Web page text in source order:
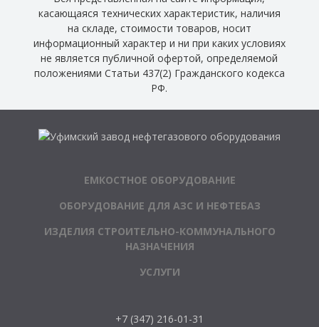
касающаяся технических характеристик, наличия
на складе, стоимости товаров, носит
информационный характер и ни при каких условиях
не является публичной офертой, определяемой
положениями Статьи 437(2) Гражданского кодекса
РФ.
ЕМКОСТНОЕ ОБОРУДОВАНИЕ
ОБОРУДОВАНИЕ ДЛЯ АЗС И НЕФТЕБАЗ
ИЗДЕЛИЯ СТРОИТЕЛЬНО-КОММУНАЛЬНОГО
НАЗНАЧЕНИЯ
УСЛУГИ
+7 (347) 216-01-31